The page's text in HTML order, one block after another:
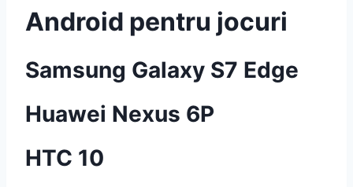
Android pentru jocuri
Samsung Galaxy S7 Edge
Huawei Nexus 6P
HTC 10